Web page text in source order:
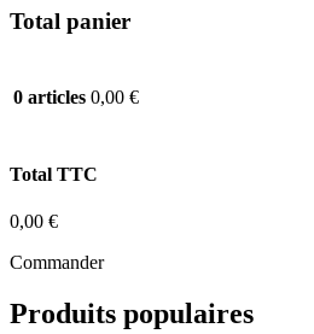
Total panier
0 articles 0,00 €
Total TTC
0,00 €
Commander
Produits populaires